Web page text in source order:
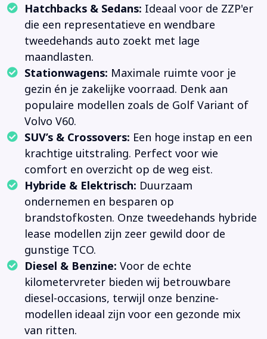
Hatchbacks & Sedans: Ideaal voor de ZZP'er
die een representatieve en wendbare
tweedehands auto zoekt met lage
maandlasten.
Stationwagens: Maximale ruimte voor je
gezin én je zakelijke voorraad. Denk aan
populaire modellen zoals de Golf Variant of
Volvo V60.
SUV’s & Crossovers: Een hoge instap en een
krachtige uitstraling. Perfect voor wie
comfort en overzicht op de weg eist.
Hybride & Elektrisch: Duurzaam
ondernemen en besparen op
brandstofkosten. Onze tweedehands hybride
lease modellen zijn zeer gewild door de
gunstige TCO.
Diesel & Benzine: Voor de echte
kilometervreter bieden wij betrouwbare
diesel-occasions, terwijl onze benzine-
modellen ideaal zijn voor een gezonde mix
van ritten.